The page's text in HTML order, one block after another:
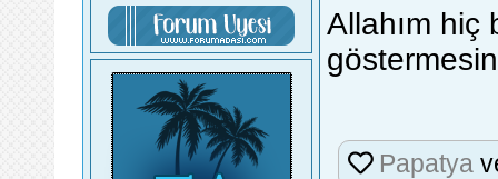
Allahım hiç
Papatya